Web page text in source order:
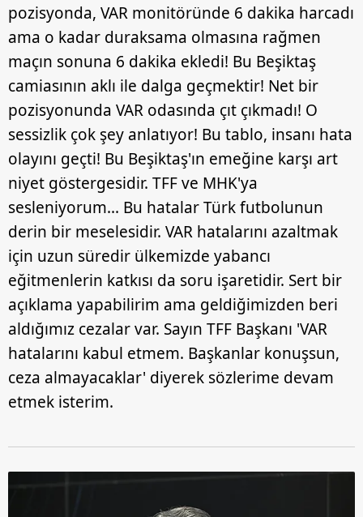
pozisyonda, VAR monitöründe 6 dakika harcadı
ama o kadar duraksama olmasına rağmen
maçın sonuna 6 dakika ekledi! Bu Beşiktaş
camiasının aklı ile dalga geçmektir! Net bir
pozisyonunda VAR odasında çıt çıkmadı! O
sessizlik çok şey anlatıyor! Bu tablo, insanı hata
olayını geçti! Bu Beşiktaş'ın emeğine karşı art
niyet göstergesidir. TFF ve MHK'ya
sesleniyorum... Bu hatalar Türk futbolunun
derin bir meselesidir. VAR hatalarını azaltmak
için uzun süredir ülkemizde yabancı
eğitmenlerin katkısı da soru işaretidir. Sert bir
açıklama yapabilirim ama geldiğimizden beri
aldığımız cezalar var. Sayın TFF Başkanı 'VAR
hatalarını kabul etmem. Başkanlar konuşsun,
ceza almayacaklar' diyerek sözlerime devam
etmek isterim.